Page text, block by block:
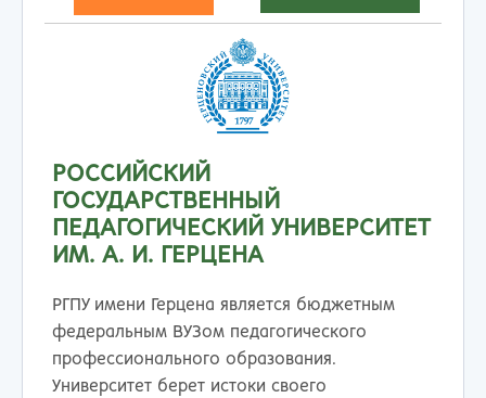
РОССИЙСКИЙ
ГОСУДАРСТВЕННЫЙ
ПЕДАГОГИЧЕСКИЙ УНИВЕРСИТЕТ
ИМ. А. И. ГЕРЦЕНА
РГПУ имени Герцена является бюджетным
федеральным ВУЗом педагогического
профессионального образования.
Университет берет истоки своего